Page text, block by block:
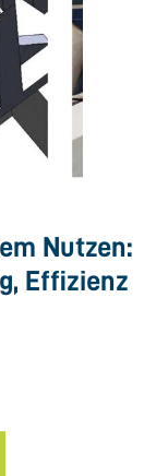
Nutzen:
Effizienz